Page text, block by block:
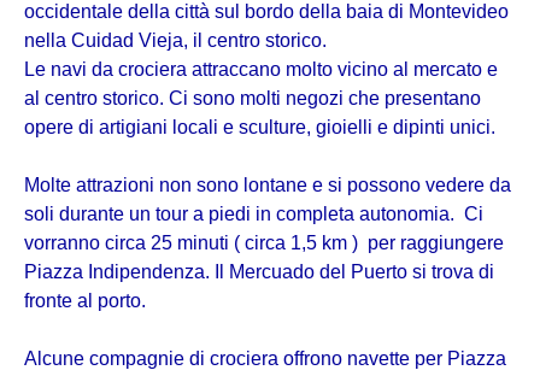
occidentale della città sul bordo della baia di Montevideo
nella Cuidad Vieja, il centro storico.
Le navi da crociera attraccano molto vicino al mercato e
al centro storico. Ci sono molti negozi che presentano
opere di artigiani locali e sculture, gioielli e dipinti unici.
Molte attrazioni non sono lontane e si possono vedere da
soli durante un tour a piedi in completa autonomia. Ci
vorranno circa 25 minuti ( circa 1,5 km ) per raggiungere
Piazza Indipendenza. Il Mercuado del Puerto si trova di
fronte al porto.
Alcune compagnie di crociera offrono navette per Piazza